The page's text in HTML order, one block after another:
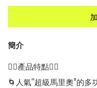
簡介
👍🏻產品特點👍🏻
🌀人氣“超級馬里奧”的多